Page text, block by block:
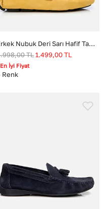
Erkek Nubuk Deri Sarı Hafif Tabanlı Günlük Loafer
TL1.499,00 TL
İyi Fiyat
Renk